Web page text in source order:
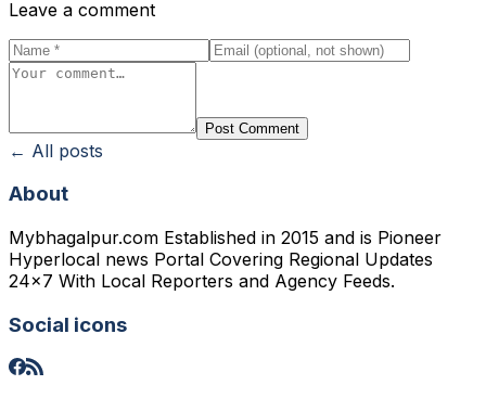
Leave a comment
Post Comment
← All posts
About
Mybhagalpur.com Established in 2015 and is Pioneer
Hyperlocal news Portal Covering Regional Updates
24x7 With Local Reporters and Agency Feeds.
Social icons